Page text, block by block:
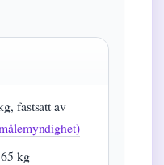
fastsatt av
kg